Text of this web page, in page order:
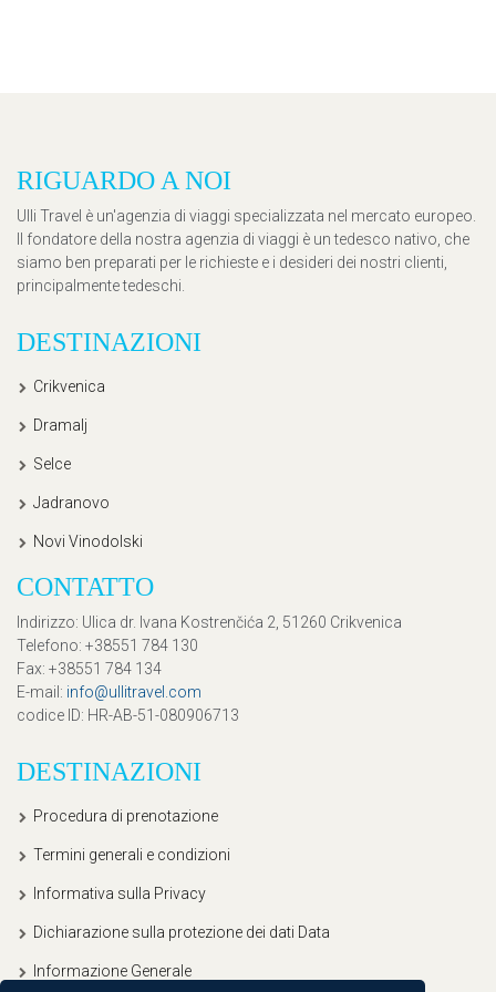
RIGUARDO A NOI
Ulli Travel è un'agenzia di viaggi specializzata nel mercato europeo.
Il fondatore della nostra agenzia di viaggi è un tedesco nativo, che
siamo ben preparati per le richieste e i desideri dei nostri clienti,
principalmente tedeschi.
DESTINAZIONI
Crikvenica
Dramalj
Selce
Jadranovo
Novi Vinodolski
CONTATTO
Indirizzo: Ulica dr. Ivana Kostrenčića 2, 51260 Crikvenica
Telefono: +38551 784 130
Fax: +38551 784 134
E-mail : info@ullitravel.com
codice ID: HR-AB-51-080906713
DESTINAZIONI
Procedura di prenotazione
Termini generali e condizioni
Informativa sulla Privacy
Dichiarazione sulla protezione dei dati Data
Informazione Generale